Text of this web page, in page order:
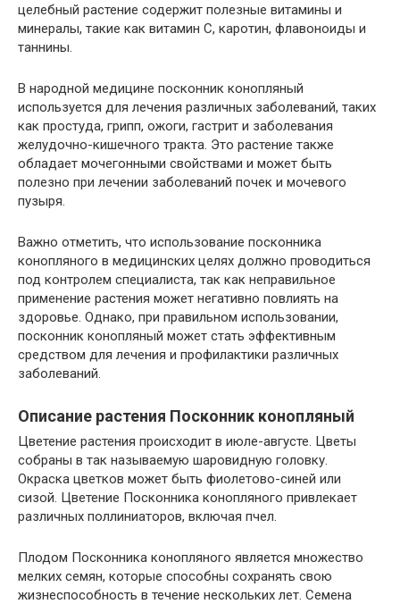
целебный растение содержит полезные витамины и
минералы, такие как витамин С, каротин, флавоноиды и
таннины.
В народной медицине посконник конопляный
используется для лечения различных заболеваний, таких
как простуда, грипп, ожоги, гастрит и заболевания
желудочно-кишечного тракта. Это растение также
обладает мочегонными свойствами и может быть
полезно при лечении заболеваний почек и мочевого
пузыря.
Важно отметить, что использование посконника
конопляного в медицинских целях должно проводиться
под контролем специалиста, так как неправильное
применение растения может негативно повлиять на
здоровье. Однако, при правильном использовании,
посконник конопляный может стать эффективным
средством для лечения и профилактики различных
заболеваний.
Описание растения Посконник конопляный
Цветение растения происходит в июле-августе. Цветы
собраны в так называемую шаровидную головку.
Окраска цветков может быть фиолетово-синей или
сизой. Цветение Посконника конопляного привлекает
различных поллиниаторов, включая пчел.
Плодом Посконника конопляного является множество
мелких семян, которые способны сохранять свою
жизнеспособность в течение нескольких лет. Семена